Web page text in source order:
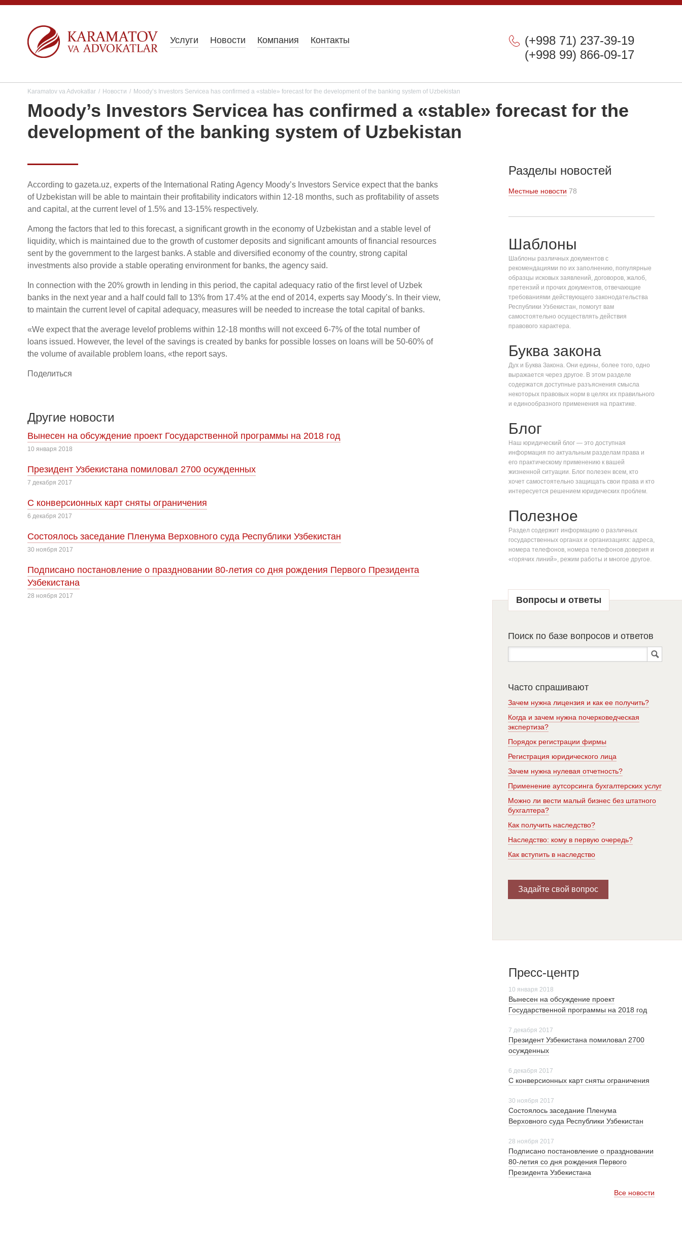
Услуги Новости Компания Контакты
(+998 71) 237-39-19
(+998 99) 866-09-17
Karamatov va Advokatlar / Новости / Moody’s Investors Servicea has confirmed a «stable» forecast for the development of the banking system of Uzbekistan
Moody’s Investors Servicea has confirmed a «stable» forecast for the
development of the banking system of Uzbekistan
According to gazeta.uz, experts of the International Rating Agency Moody’s Investors Service expect that the banks
of Uzbekistan will be able to maintain their profitability indicators within 12-18 months, such as profitability of assets
and capital, at the current level of 1.5% and 13-15% respectively.
Among the factors that led to this forecast, a significant growth in the economy of Uzbekistan and a stable level of
liquidity, which is maintained due to the growth of customer deposits and significant amounts of financial resources
sent by the government to the largest banks. A stable and diversified economy of the country, strong capital
investments also provide a stable operating environment for banks, the agency said.
In connection with the 20% growth in lending in this period, the capital adequacy ratio of the first level of Uzbek
banks in the next year and a half could fall to 13% from 17.4% at the end of 2014, experts say Moody’s. In their view,
to maintain the current level of capital adequacy, measures will be needed to increase the total capital of banks.
«We expect that the average levelof problems within 12-18 months will not exceed 6-7% of the total number of
loans issued. However, the level of the savings is created by banks for possible losses on loans will be 50-60% of
the volume of available problem loans, «the report says.
Поделиться
Другие новости
Вынесен на обсуждение проект Государственной программы на 2018 год
10 января 2018
Президент Узбекистана помиловал 2700 осужденных
7 декабря 2017
С конверсионных карт сняты ограничения
6 декабря 2017
Cостоялось заседание Пленума Верховного суда Республики Узбекистан
30 ноября 2017
Подписано постановление о праздновании 80-летия со дня рождения Первого Президента
Узбекистана
28 ноября 2017
Разделы новостей
Местные новости 78
Шаблоны
Шаблоны различных документов с
рекомендациями по их заполнению, популярные
образцы исковых заявлений, договоров, жалоб,
претензий и прочих документов, отвечающие
требованиями действующего законодательства
Республики Узбекистан, помогут вам
самостоятельно осуществлять действия
правового характера.
Буква закона
Дух и Буква Закона. Они едины, более того, одно
выражается через другое. В этом разделе
содержатся доступные разъяснения смысла
некоторых правовых норм в целях их правильного
и единообразного применения на практике.
Блог
Наш юридический блог — это доступная
информация по актуальным разделам права и
его практическому применению к вашей
жизненной ситуации. Блог полезен всем, кто
хочет самостоятельно защищать свои права и кто
интересуется решением юридических проблем.
Полезное
Раздел содержит информацию о различных
государственных органах и организациях: адреса,
номера телефонов, номера телефонов доверия и
«горячих линий», режим работы и многое другое.
Вопросы и ответы
Поиск по базе вопросов и ответов
Часто спрашивают
Зачем нужна лицензия и как ее получить?
Когда и зачем нужна почерковедческая
экспертиза?
Порядок регистрации фирмы
Регистрация юридического лица
Зачем нужна нулевая отчетность?
Применение аутсорсинга бухгалтерских услуг
Можно ли вести малый бизнес без штатного
бухгалтера?
Как получить наследство?
Наследство: кому в первую очередь?
Как вступить в наследство
Задайте свой вопрос
Пресс-центр
10 января 2018
Вынесен на обсуждение проект
Государственной программы на 2018 год
7 декабря 2017
Президент Узбекистана помиловал 2700
осужденных
6 декабря 2017
С конверсионных карт сняты ограничения
30 ноября 2017
Cостоялось заседание Пленума
Верховного суда Республики Узбекистан
28 ноября 2017
Подписано постановление о праздновании
80-летия со дня рождения Первого
Президента Узбекистана
Все новости